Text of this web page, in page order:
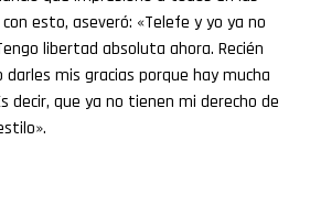
esto, aseveró: «Telefe y yo ya no
libertad absoluta ahora. Recién
mis gracias porque hay mucha
decir, que ya no tienen mi derecho de